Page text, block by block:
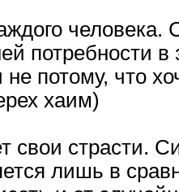
потребности
потому, что
хаим)
свои страсти.
лишь в